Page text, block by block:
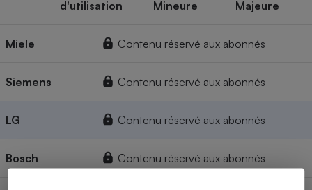
d'utilisation
Mineure Majeure
Miele Contenu réservé aux abonnés
Siemens Contenu réservé aux abonnés
LG Contenu réservé aux abonnés
Bosch Contenu réservé aux abonnés